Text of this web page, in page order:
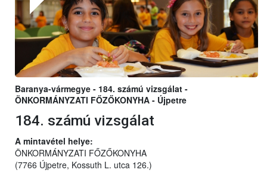
Baranya-vármegye - 184. számú vizsgálat -
ÖNKORMÁNYZATI FŐZŐKONYHA - Újpetre
184. számú vizsgálat
A mintavétel helye:
ÖNKORMÁNYZATI FŐZŐKONYHA
(7766 Újpetre, Kossuth L. utca 126.)